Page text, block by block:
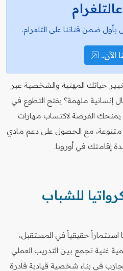
بأول ضمن قناتنا على التلغرام.
الآن..
حياتك المهنية والشخصية عبر
إنسانية ملهمة؟ يفتح التطوع في
يمنحك الفرصة لاكتساب مهارات
متنوعة، مع الحصول على دعم مادي
إقامتك في أوروبا.
للشباب
استثماراً حقيقياً في المستقبل،
غنية تجمع بين التدريب العملي
في بناء شخصية قيادية قادرة